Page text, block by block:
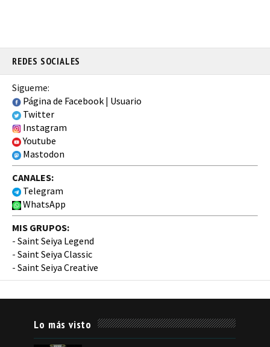
REDES SOCIALES
Sigueme:
Página de Facebook | Usuario
Twitter
Instagram
Youtube
Mastodon
CANALES:
Telegram
WhatsApp
MIS GRUPOS:
- Saint Seiya Legend
- Saint Seiya Classic
- Saint Seiya Creative
Lo más visto